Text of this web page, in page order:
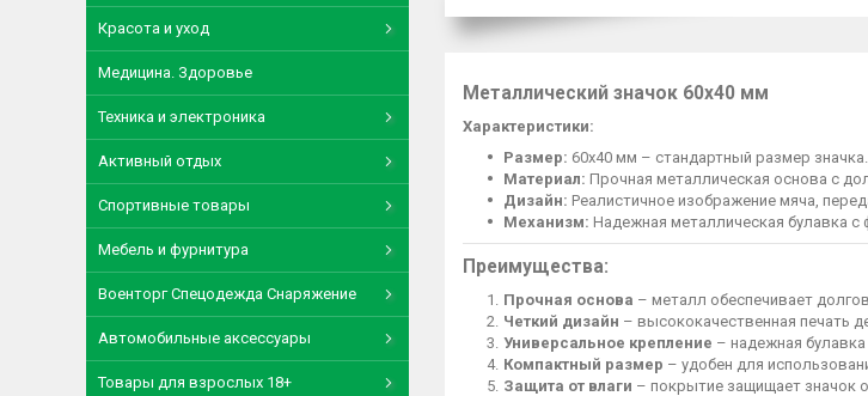
Металлический значок 60х40 мм
Характеристики:
Размер: 60х40 мм – стандартный размер значка.
Материал: Прочная металлическая основа с
Дизайн: Реалистичное изображение мяча,
Механизм: Надежная металлическая булавка
Преимущества:
Прочная основа – металл обеспечивает
Четкий дизайн – высококачественная печать
Универсальное крепление – надежная
Компактный размер – удобен для
Защита от влаги – покрытие защищает значок
Красота и уход
Медицина. Здоровье
Техника и электроника
Активный отдых
Спортивные товары
Мебель и фурнитура
Военторг Спецодежда Снаряжение
Автомобильные аксессуары
Товары для взрослых 18+